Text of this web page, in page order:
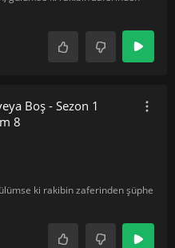
Boş - Sezon 1
8
ki rakibin zaferinden şüphe